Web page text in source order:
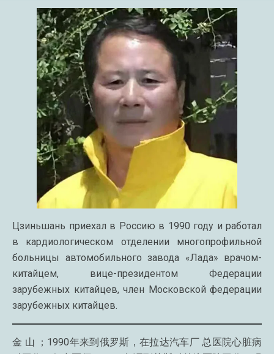
Цзиньшань приехал в Россию в 1990 году и работал
в кардиологическом отделении многопрофильной
больницы автомобильного завода «Лада» врачом-
китайцем, вице-президентом Федерации
зарубежных китайцев, член Московской федерации
зарубежных китайцев.
金 山 ；1990年来到俄罗斯，在拉达汽车厂 总医院心脏病